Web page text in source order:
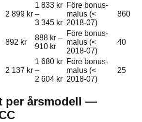
2 899 kr
1 833 kr
–
3 345 kr
Före bonus-
malus (<
2018-07)
860
892 kr
888 kr –
910 kr
Före bonus-
malus (<
2018-07)
40
2 137 kr
1 680 kr
–
2 604 kr
Före bonus-
malus (<
2018-07)
25
per årsmodell —